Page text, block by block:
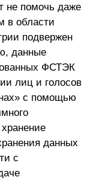
не помочь даже
в области
подвержен
данные
ФСТЭК
лиц и голосов
с помощью
данных
с